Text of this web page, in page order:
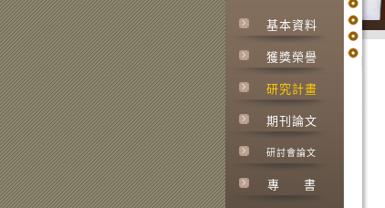
基本資料
獲獎榮譽
研究計畫
期刊論文
研討會論文
專 書